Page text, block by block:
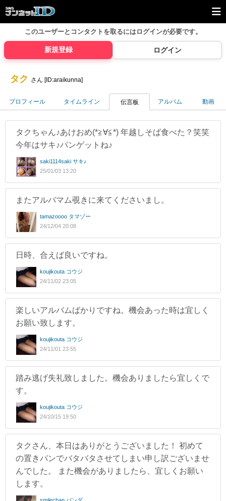
このユーザーとコンタクトを取るにはログインが必要です。
新規登録 ログイン
タク さん [ID:araikunna]
プロフィール タイムライン 伝言板 アルバム 動画
タクちゃん♪あけおめ(*≧∀≦*) 年越しそば食べた？笑笑
今年はサキ♪パンゲットね♪
saki1114saki サキ♪
25/01/03 13:20
またアルバマム覗きに来てくださいまし。
tamazoooo タマゾー
24/12/04 20:08
日時、合えば良いですね。
koujikouta コウジ
24/11/02 23:05
楽しいアルバムばかりですね。機会あった時は宜しく
お願い致します。
koujikouta コウジ
24/11/01 23:55
踏み逃げ失礼致しました。機会ありましたら宜しくで
す。
koujikouta コウジ
24/10/15 19:50
タクさん、本日はありがとうございました！ 初めて
の置きパンでバタバタさせてしまい申し訳ございませ
んでした。 また機会がありましたら、宜しくお願い
します。